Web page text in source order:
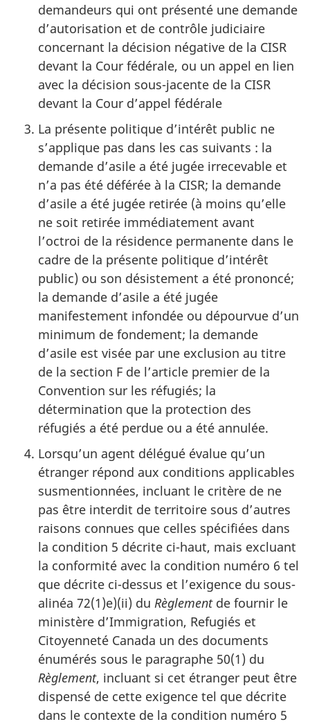
demandeurs qui ont présenté une demande
d’autorisation et de contrôle judiciaire
concernant la décision négative de la CISR
devant la Cour fédérale, ou un appel en lien
avec la décision sous-jacente de la CISR
devant la Cour d’appel fédérale
La présente politique d’intérêt public ne
s’applique pas dans les cas suivants : la
demande d’asile a été jugée irrecevable et
n’a pas été déférée à la CISR; la demande
d’asile a été jugée retirée (à moins qu’elle
ne soit retirée immédiatement avant
l’octroi de la résidence permanente dans le
cadre de la présente politique d’intérêt
public) ou son désistement a été prononcé;
la demande d’asile a été jugée
manifestement infondée ou dépourvue d’un
minimum de fondement; la demande
d’asile est visée par une exclusion au titre
de la section F de l’article premier de la
Convention sur les réfugiés; la
détermination que la protection des
réfugiés a été perdue ou a été annulée.
Lorsqu’un agent délégué évalue qu’un
étranger répond aux conditions applicables
susmentionnées, incluant le critère de ne
pas être interdit de territoire sous d’autres
raisons connues que celles spécifiées dans
la condition 5 décrite ci-haut, mais excluant
la conformité avec la condition numéro 6 tel
que décrite ci-dessus et l’exigence du sous-
alinéa 72(1)e)(ii) du Règlementde fournir le
ministère d’Immigration, Refugiés et
Citoyenneté Canada un des documents
énumérés sous le paragraphe 50(1) du
Règlement, incluant si cet étranger peut être
dispensé de cette exigence tel que décrite
dans le contexte de la condition numéro 5